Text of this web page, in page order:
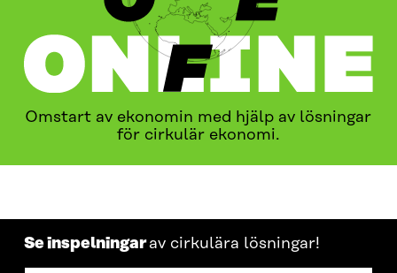
Omstart av ekonomin med hjälp av lösningar
för cirkulär ekonomi.
Se inspelningarav cirkulära lösningar!